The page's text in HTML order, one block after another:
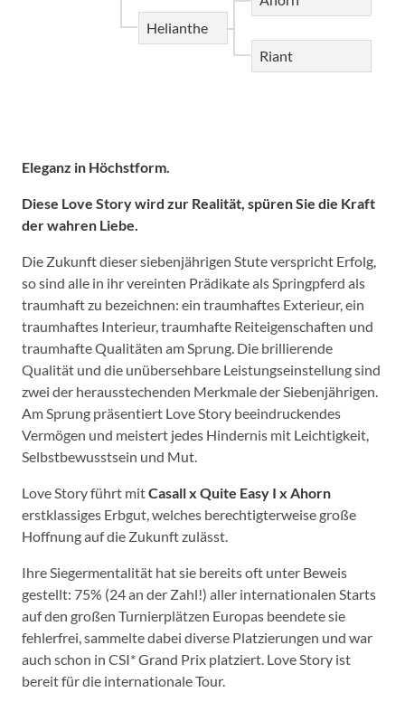
Helianthe
Riant
Eleganz in Höchstform.
Diese Love Story wird zur Realität, spüren Sie die Kraft
der wahren Liebe.
Die Zukunft dieser siebenjährigen Stute verspricht Erfolg,
so sind alle in ihr vereinten Prädikate als Springpferd als
traumhaft zu bezeichnen: ein traumhaftes Exterieur, ein
traumhaftes Interieur, traumhafte Reiteigenschaften und
traumhafte Qualitäten am Sprung. Die brillierende
Qualität und die unübersehbare Leistungseinstellung sind
zwei der herausstechenden Merkmale der Siebenjährigen.
Am Sprung präsentiert Love Story beeindruckendes
Vermögen und meistert jedes Hindernis mit Leichtigkeit,
Selbstbewusstsein und Mut.
Love Story führt mitCasall x Quite Easy I x Ahorn
erstklassiges Erbgut, welches berechtigterweise große
Hoffnung auf die Zukunft zulässt.
Ihre Siegermentalität hat sie bereits oft unter Beweis
gestellt: 75% (24 an der Zahl!) aller internationalen Starts
auf den großen Turnierplätzen Europas beendete sie
fehlerfrei, sammelte dabei diverse Platzierungen und war
auch schon in CSI* Grand Prix platziert. Love Story ist
bereit für die internationale Tour.